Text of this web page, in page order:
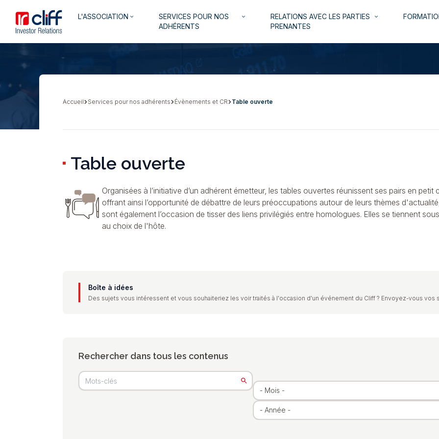
contenu
principal
Aller directement au contenu
Navigation
L'ASSOCIATION keyboard_arrow_down
SERVICES POUR NOS
ADHÉRENTS
keyboard_arrow_down
RELATIONS AVEC LES PARTIES
PRENANTES
keyboard_arrow_down
Fil
Accueil Services pour nos adhérents Évènements et CR Table ouverte
Table ouverte
Organisées à l’initiative d’un adhérent émetteur, les tables ouvertes réunissent ses pairs en
offrant ainsi l’opportunité de débattre de leurs préoccupations autour de leurs thèmes
sont également l’occasion de tisser des liens privilégiés entre homologues. Elles se tiennent
au choix de l'hôte.
Boîte à idées
Des sujets vous intéressent et vous souhaiteriez les voir traités à l'occasion d'un événement du Cliff ? Envoyez-vous vos
Rechercher dans tous les contenus